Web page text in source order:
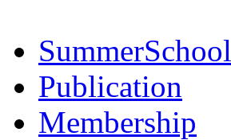
SummerSchool
Publication
Membership